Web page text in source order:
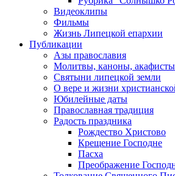
Видеоклипы
Фильмы
Жизнь Липецкой епархии
Публикации
Азы православия
Молитвы, каноны, акафисты
Святыни липецкой земли
О вере и жизни
Юбилейные даты
Православная традиция
Радость праздника
Рождество Христово
Крещение Господне
Пасха
Преображение